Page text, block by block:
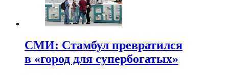
СМИ: Стамбул превратился
в «город для супербогатых»